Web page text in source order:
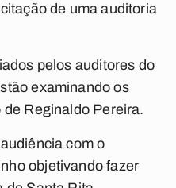
de uma auditoria
pelos auditores do
examinando os
Reginaldo Pereira.
com o
objetivando fazer